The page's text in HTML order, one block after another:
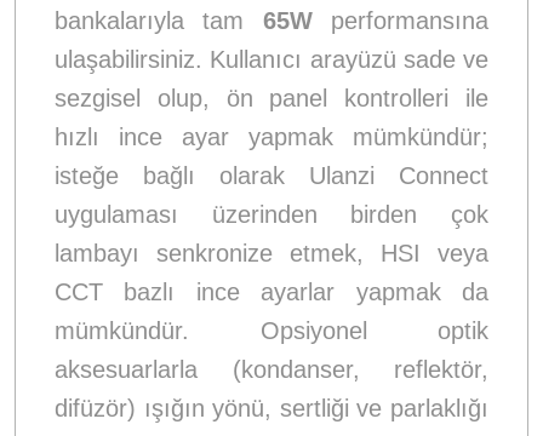
bankalarıyla tam 65Wperformansına
ulaşabilirsiniz. Kullanıcı arayüzü sade ve
sezgisel olup, ön panel kontrolleri ile
hızlı ince ayar yapmak mümkündür;
isteğe bağlı olarak Ulanzi Connect
uygulaması üzerinden birden çok
lambayı senkronize etmek, HSI veya
CCT bazlı ince ayarlar yapmak da
mümkündür. Opsiyonel optik
aksesuarlarla (kondanser, reflektör,
difüzör) ışığın yönü, sertliği ve parlaklığı